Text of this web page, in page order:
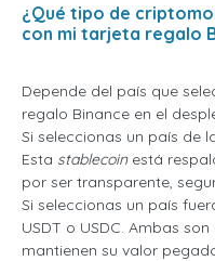
¿Qué tipo de
con mi tarjeta regalo
Depende del país que
regalo Binance en el
Si seleccionas un país de
Esta stablecoinestá
por ser transparente,
Si seleccionas un país
USDT o USDC. Ambas
mantienen su valor